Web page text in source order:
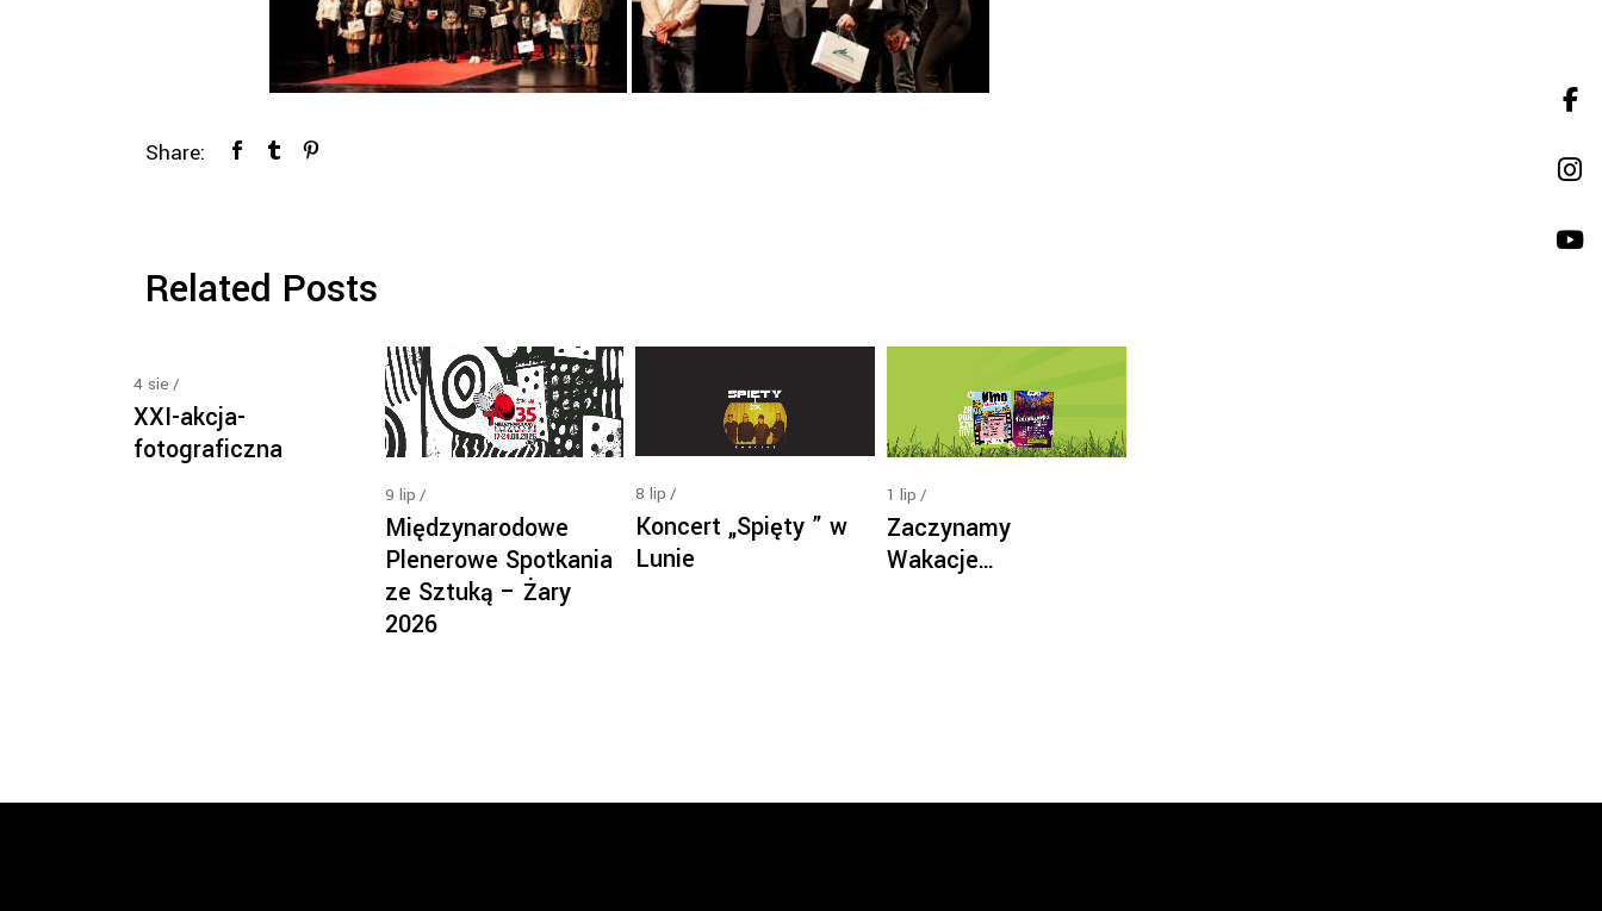
Share:
Related Posts
4 sie
XXI-akcja-
fotograficzna
9 lip
Międzynarodowe
Plenerowe Spotkania
ze Sztuką – Żary
2026
8 lip
Koncert „Spięty ” w
Lunie
1 lip
Zaczynamy
Wakacje…